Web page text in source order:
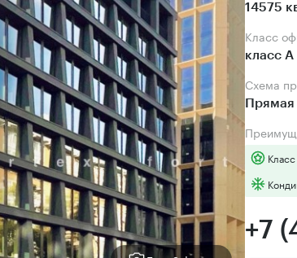
14575
Класс
класс А
Схема
Прямая
+7